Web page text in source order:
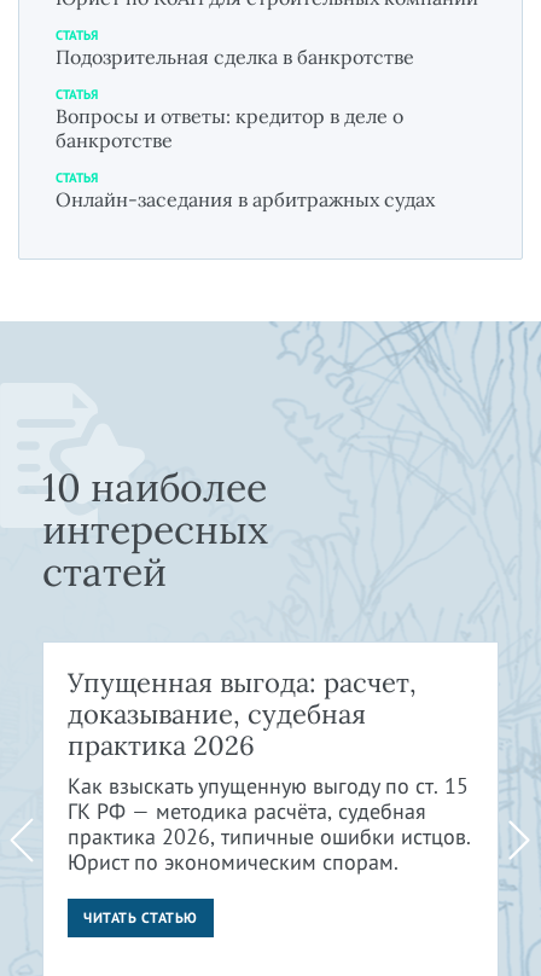
СТАТЬЯ
Подозрительная сделка в банкротстве
СТАТЬЯ
Вопросы и ответы: кредитор в деле о
банкротстве
СТАТЬЯ
Онлайн-заседания в арбитражных судах
10 наиболее
интересных
статей
Упущенная выгода: расчет,
доказывание, судебная
практика 2026
Как взыскать упущенную выгоду по ст. 15
ГК РФ — методика расчёта, судебная
практика 2026, типичные ошибки истцов.
Юрист по экономическим спорам.
ЧИТАТЬ СТАТЬЮ